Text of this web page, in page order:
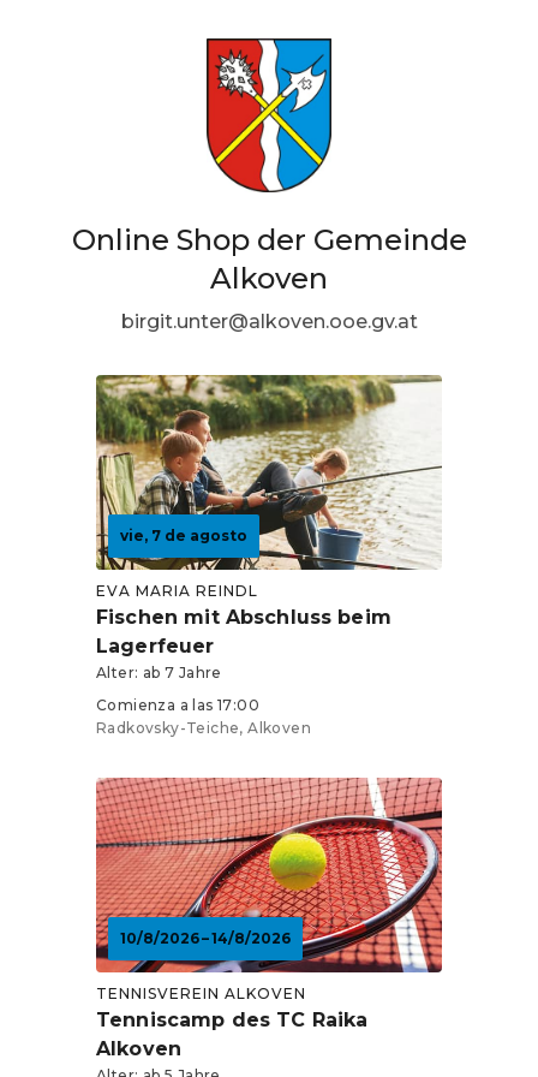
Online Shop der Gemeinde
Alkoven
birgit.unter@alkoven.ooe.gv.at
vie, 7 de agosto
EVA MARIA REINDL
Fischen mit Abschluss beim
Lagerfeuer
Alter: ab 7 Jahre
Comienza a las 17:00
Radkovsky-Teiche, Alkoven
10/8/2026 – 14/8/2026
TENNISVEREIN ALKOVEN
Tenniscamp des TC Raika
Alkoven